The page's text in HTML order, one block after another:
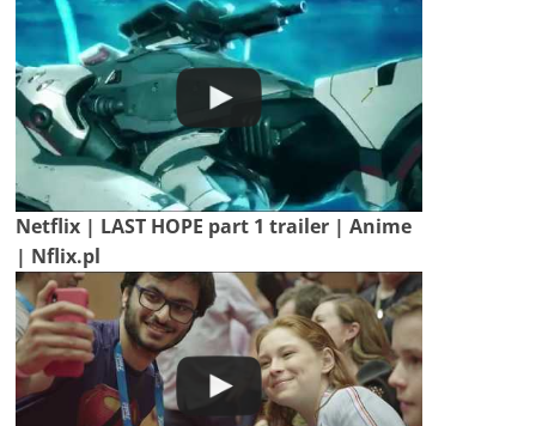
Netflix | LAST HOPE part 1 trailer | Anime
| Nflix.pl